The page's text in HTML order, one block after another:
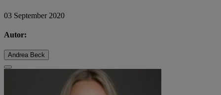
03 September 2020
Autor:
Andrea Beck